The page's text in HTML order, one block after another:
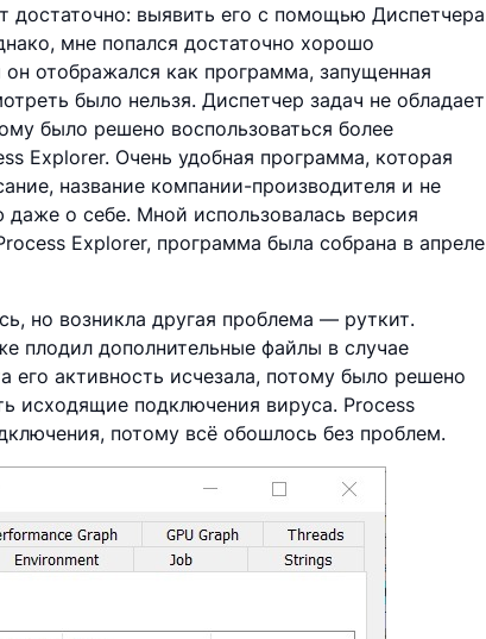
достаточно: выявить его с помощью Диспетчера
мне попался достаточно хорошо
отображался как программа, запущенная
было нельзя. Диспетчер задач не обладает
было решено воспользоваться более
Explorer. Очень удобная программа, которая
название компании-производителя и не
о себе. Мной использовалась версия
Explorer, программа была собрана в апреле
но возникла другая проблема — руткит.
плодил дополнительные файлы в случае
его активность исчезала, потому было решено
исходящие подключения вируса. Process
потому всё обошлось без проблем.